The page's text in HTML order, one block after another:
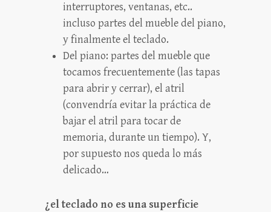
interruptores, ventanas, etc..
incluso partes del mueble del piano,
y finalmente el teclado.
Del piano: partes del mueble que
tocamos frecuentemente (las tapas
para abrir y cerrar), el atril
(convendría evitar la práctica de
bajar el atril para tocar de
memoria, durante un tiempo). Y,
por supuesto nos queda lo más
delicado…
¿el teclado no es una superficie